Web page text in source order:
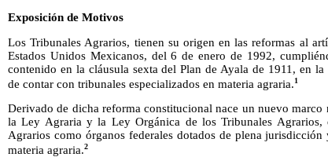
Exposición de Motivos
Los Tribunales Agrarios, tienen su origen en las reformas al
Estados Unidos Mexicanos, del 6 de enero de 1992,
contenido en la cláusula sexta del Plan de Ayala de 1911, en
de contar con tribunales especializados en materia agraria.1
Derivado de dicha reforma constitucional nace un nuevo
la Ley Agraria y la Ley Orgánica de los Tribunales
Agrarios como órganos federales dotados de plena
materia agraria.2